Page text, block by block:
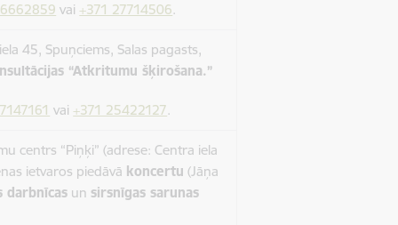
vai+371 27714506.
45, Spuņciems, Salas pagasts,
“Atkritumu šķirošana.”
vai+371 25422127.
centrs “Piņķi” (adrese: Centra iela
ietvaros piedāvā koncertu (Jāņa
darbnīcas un sirsnīgas sarunas